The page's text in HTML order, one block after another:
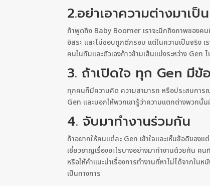
2.อย่าเอาความต่างมาเ
ถ้าพูดถึง Baby Boomer เราจะนึกถึงภาพของค
อิสระ และไม่ชอบถูกตีกรอบ แต่ในความเป็นจริง
คนในทีมและตัวเองก้าวข้ามเส้นแบ่งระหว่าง Gen
3. ถ้าเปิดใจ ทุก Gen มีข้
ทุกคนก็มีความคิด ความสามารถ หรือประสบการ
Gen และบอกให้พวกเขารู้ว่าความแตกต่างพวกนั้
4. จับมาทำงานร่วมกัน
ถ้าอยากให้คนแต่ละ Gen เข้าใจและเห็นข้อดีขอ
เชี่ยวชาญเรื่องอะไรบางอย่างมาทำงานด้วยกัน ค
หรือให้คำแนะนำเรื่องการทำงานที่หาไม่ได้จากใ
เป็นทางการ